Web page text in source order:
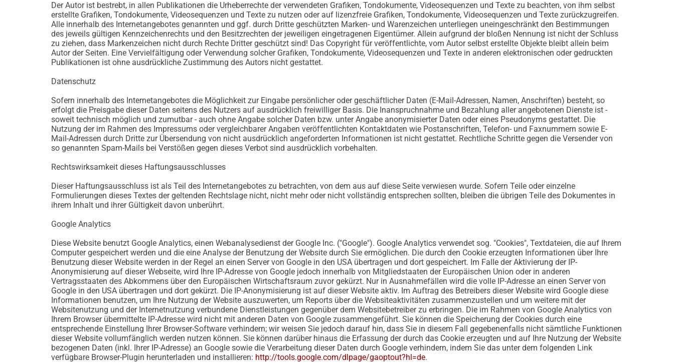
Der Autor ist bestrebt, in allen Publikationen die Urheberrechte der verwendeten Grafiken, Tondokumente, Videosequenzen und Texte zu beachten, von ihm selbst
erstellte Grafiken, Tondokumente, Videosequenzen und Texte zu nutzen oder auf lizenzfreie Grafiken, Tondokumente, Videosequenzen und Texte zurückzugreifen.
Alle innerhalb des Internetangebotes genannten und ggf. durch Dritte geschützten Marken- und Warenzeichen unterliegen uneingeschränkt den Bestimmungen
des jeweils gültigen Kennzeichenrechts und den Besitzrechten der jeweiligen eingetragenen Eigentümer. Allein aufgrund der bloßen Nennung ist nicht der Schluss
zu ziehen, dass Markenzeichen nicht durch Rechte Dritter geschützt sind! Das Copyright für veröffentlichte, vom Autor selbst erstellte Objekte bleibt allein beim
Autor der Seiten. Eine Vervielfältigung oder Verwendung solcher Grafiken, Tondokumente, Videosequenzen und Texte in anderen elektronischen oder gedruckten
Publikationen ist ohne ausdrückliche Zustimmung des Autors nicht gestattet.
Datenschutz
Sofern innerhalb des Internetangebotes die Möglichkeit zur Eingabe persönlicher oder geschäftlicher Daten (E-Mail-Adressen, Namen, Anschriften) besteht, so
erfolgt die Preisgabe dieser Daten seitens des Nutzers auf ausdrücklich freiwilliger Basis. Die Inanspruchnahme und Bezahlung aller angebotenen Dienste ist -
soweit technisch möglich und zumutbar - auch ohne Angabe solcher Daten bzw. unter Angabe anonymisierter Daten oder eines Pseudonyms gestattet. Die
Nutzung der im Rahmen des Impressums oder vergleichbarer Angaben veröffentlichten Kontaktdaten wie Postanschriften, Telefon- und Faxnummern sowie E-
Mail-Adressen durch Dritte zur Übersendung von nicht ausdrücklich angeforderten Informationen ist nicht gestattet. Rechtliche Schritte gegen die Versender von
so genannten Spam-Mails bei Verstößen gegen dieses Verbot sind ausdrücklich vorbehalten.
Rechtswirksamkeit dieses Haftungsausschlusses
Dieser Haftungsausschluss ist als Teil des Internetangebotes zu betrachten, von dem aus auf diese Seite verwiesen wurde. Sofern Teile oder einzelne
Formulierungen dieses Textes der geltenden Rechtslage nicht, nicht mehr oder nicht vollständig entsprechen sollten, bleiben die übrigen Teile des Dokumentes in
ihrem Inhalt und ihrer Gültigkeit davon unberührt.
Google Analytics
Diese Website benutzt Google Analytics, einen Webanalysedienst der Google Inc. ("Google"). Google Analytics verwendet sog. "Cookies", Textdateien, die auf Ihrem
Computer gespeichert werden und die eine Analyse der Benutzung der Website durch Sie ermöglichen. Die durch den Cookie erzeugten Informationen über Ihre
Benutzung dieser Website werden in der Regel an einen Server von Google in den USA übertragen und dort gespeichert. Im Falle der Aktivierung der IP-
Anonymisierung auf dieser Webseite, wird Ihre IP-Adresse von Google jedoch innerhalb von Mitgliedstaaten der Europäischen Union oder in anderen
Vertragsstaaten des Abkommens über den Europäischen Wirtschaftsraum zuvor gekürzt. Nur in Ausnahmefällen wird die volle IP-Adresse an einen Server von
Google in den USA übertragen und dort gekürzt. Die IP-Anonymisierung ist auf dieser Website aktiv. Im Auftrag des Betreibers dieser Website wird Google diese
Informationen benutzen, um Ihre Nutzung der Website auszuwerten, um Reports über die Websiteaktivitäten zusammenzustellen und um weitere mit der
Websitenutzung und der Internetnutzung verbundene Dienstleistungen gegenüber dem Websitebetreiber zu erbringen. Die im Rahmen von Google Analytics von
Ihrem Browser übermittelte IP-Adresse wird nicht mit anderen Daten von Google zusammengeführt. Sie können die Speicherung der Cookies durch eine
entsprechende Einstellung Ihrer Browser-Software verhindern; wir weisen Sie jedoch darauf hin, dass Sie in diesem Fall gegebenenfalls nicht sämtliche Funktionen
dieser Website vollumfänglich werden nutzen können. Sie können darüber hinaus die Erfassung der durch das Cookie erzeugten und auf Ihre Nutzung der Website
bezogenen Daten (inkl. Ihrer IP-Adresse) an Google sowie die Verarbeitung dieser Daten durch Google verhindern, indem Sie das unter dem folgenden Link
verfügbare Browser-Plugin herunterladen und installieren: http://tools.google.com/dlpage/gaoptout?hl=de.